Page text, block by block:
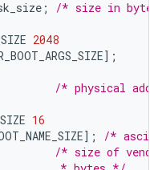
; /* size in
2048
] ;
/* physical
16
] ;
/* asciiz
/* size of